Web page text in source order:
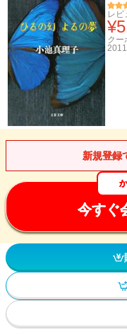
レビ
¥
クー
新規登録
今すぐ